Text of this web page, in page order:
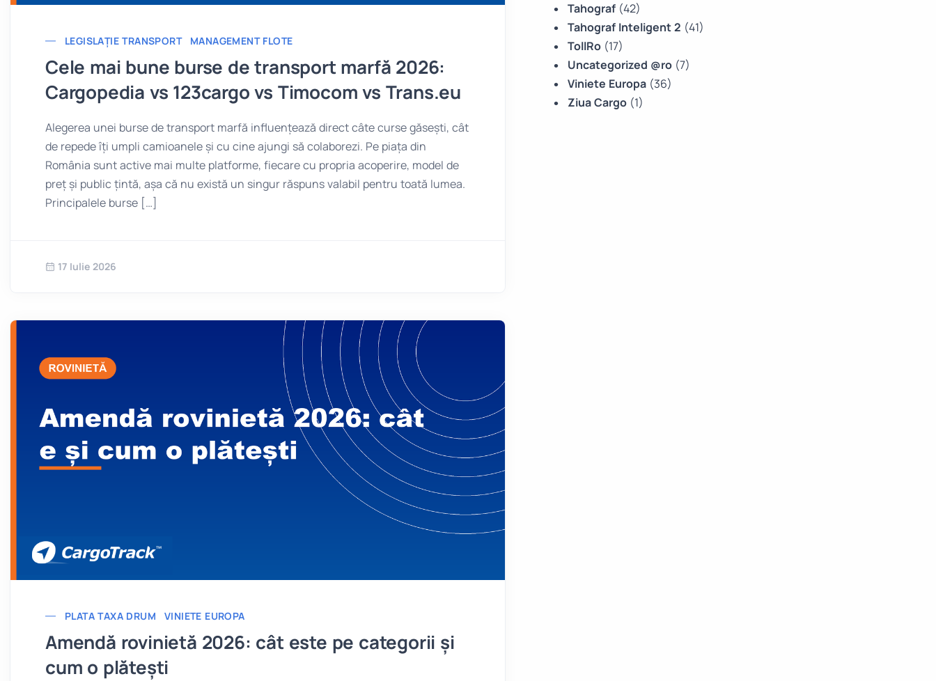
LEGISLAȚIE TRANSPORT MANAGEMENT FLOTE
Cele mai bune burse de transport marfă 2026:
Cargopedia vs 123cargo vs Timocom vs Trans.eu
Alegerea unei burse de transport marfă influențează direct câte curse găsești, cât
de repede îți umpli camioanele și cu cine ajungi să colaborezi. Pe piața din
România sunt active mai multe platforme, fiecare cu propria acoperire, model de
preț și public țintă, așa că nu există un singur răspuns valabil pentru toată lumea.
Principalele burse […]
17 Iulie 2026
PLATA TAXA DRUM VINIETE EUROPA
Amendă rovinietă 2026: cât este pe categorii și
cum o plătești
Tahograf (42)
Tahograf Inteligent 2 (41)
TollRo (17)
Uncategorized @ro (7)
Viniete Europa (36)
Ziua Cargo (1)